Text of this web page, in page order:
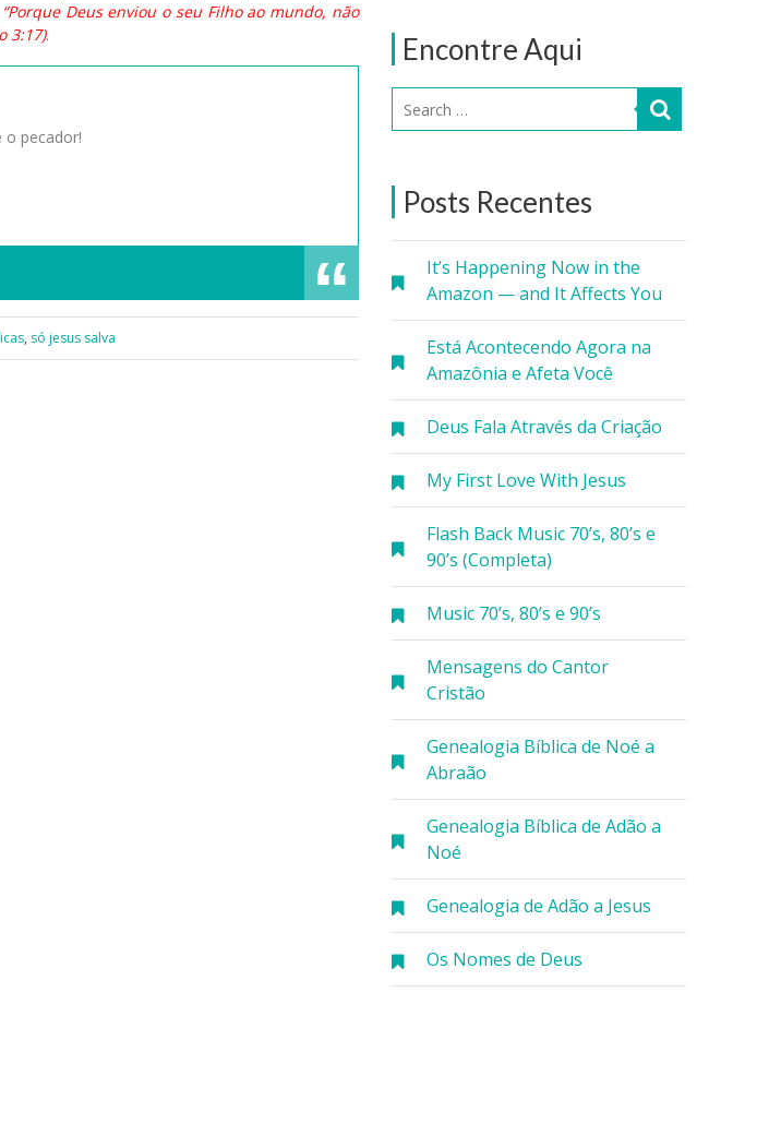
Encontre Aqui
Posts Recentes
It’s Happening Now in the
Amazon — and It Affects You
Está Acontecendo Agora na
Amazônia e Afeta Você
Deus Fala Através da Criação
My First Love With Jesus
Flash Back Music 70’s, 80’s e
90’s (Completa)
Music 70’s, 80’s e 90’s
Mensagens do Cantor
Cristão
Genealogia Bíblica de Noé a
Abraão
Genealogia Bíblica de Adão a
Noé
Genealogia de Adão a Jesus
Os Nomes de Deus
“Porque Deus enviou o seu Filho ao mundo, não
3:17).
o pecador!
, só jesus salva